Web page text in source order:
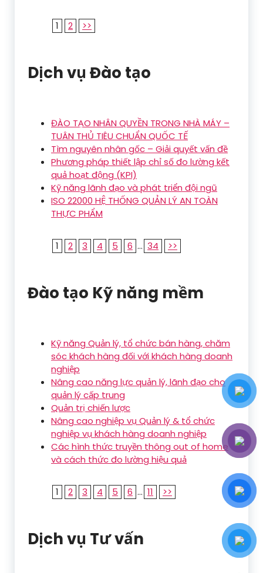
1 2 >>
Dịch vụ Đào tạo
ĐÀO TẠO NHÂN QUYỀN TRONG NHÀ MÁY –
TUÂN THỦ TIÊU CHUẨN QUỐC TẾ
Tìm nguyên nhân gốc – Giải quyết vấn đề
Phương pháp thiết lập chỉ số đo lường kết
quả hoạt động (KPI)
Kỹ năng lãnh đạo và phát triển đội ngũ
ISO 22000 HỆ THỐNG QUẢN LÝ AN TOÀN
THỰC PHẨM
1 2 3 4 5 6 ... 34 >>
Đào tạo Kỹ năng mềm
Kỹ năng Quản lý, tổ chức bán hàng, chăm
sóc khách hàng đối với khách hàng doanh
nghiệp
Nâng cao năng lực quản lý, lãnh đạo cho
quản lý cấp trung
Quản trị chiến lược
Nâng cao nghiệp vụ Quản lý & tổ chức
nghiệp vụ khách hàng doanh nghiệp
Các hình thức truyền thông out of home
và cách thức đo lường hiệu quả
1 2 3 4 5 6 ... 11 >>
Dịch vụ Tư vấn